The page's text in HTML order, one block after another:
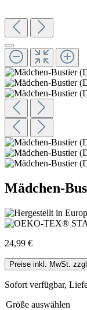
Mädchen-
24,99 €
Preise inkl. MwSt.
Sofort verfügbar,
Größe auswählen